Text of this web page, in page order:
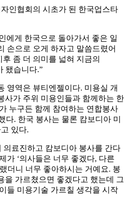
인협회의 시초가 된 한국업스타
에게 한국으로 돌아가서 좋은 일
손으로 오게 하자고 말씀드렸어
좀 더 의미를 넓혀 지금의
됐습니다.”
영역은 뷰티엔젤이다. 미용실 개
사가 주위 미용인들과 함께하는 한
누구든 함께 참여하는 연합봉사
다. 한국 봉사는 물론 캄보디아 미
있다.
의료진하고 캄보디아 봉사를 간다
가 ‘의사들은 너무 좋겠다, 다른
더니 너무 좋아하시는 거예요. 봉
을 가르쳤으면 좋겠다고 했는데 그
들 미용기술 가르칠 생각을 시작